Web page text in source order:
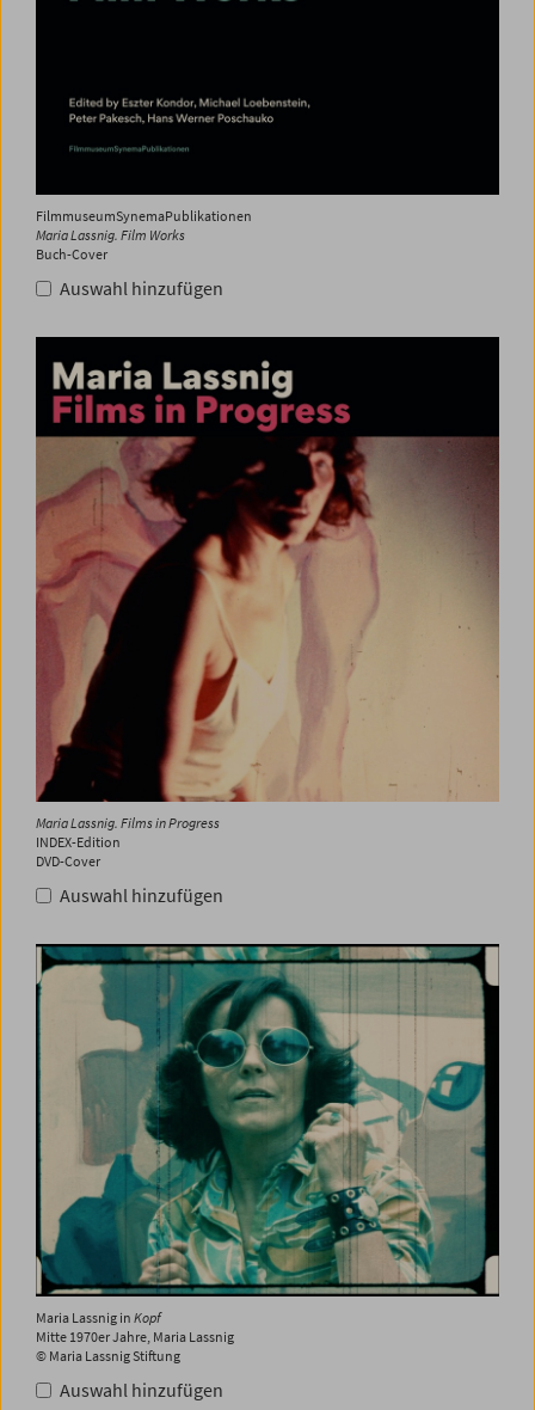
FilmmuseumSynemaPublikationen
Maria Lassnig. Film Works
Buch-Cover
Auswahl hinzufügen
Maria Lassnig. Films in Progress
INDEX-Edition
DVD-Cover
Auswahl hinzufügen
Maria Lassnig in Kopf
Mitte 1970er Jahre, Maria Lassnig
© Maria Lassnig Stiftung
Auswahl hinzufügen